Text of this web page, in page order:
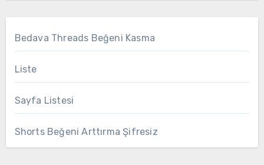
Bedava Threads Beğeni Kasma
Liste
Sayfa Listesi
Shorts Beğeni Arttırma Şifresiz